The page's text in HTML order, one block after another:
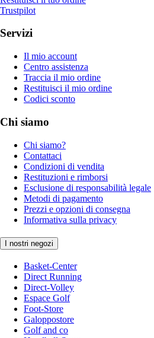
Trustpilot
Servizi
Il mio account
Centro assistenza
Traccia il mio ordine
Restituisci il mio ordine
Codici sconto
Chi siamo
Chi siamo?
Contattaci
Condizioni di vendita
Restituzioni e rimborsi
Esclusione di responsabilità legale
Metodi di pagamento
Prezzi e opzioni di consegna
Informativa sulla privacy
I nostri negozi
Basket-Center
Direct Running
Direct-Volley
Espace Golf
Foot-Store
Galoppostore
Golf and co